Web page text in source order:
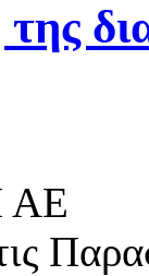
ΑΕ